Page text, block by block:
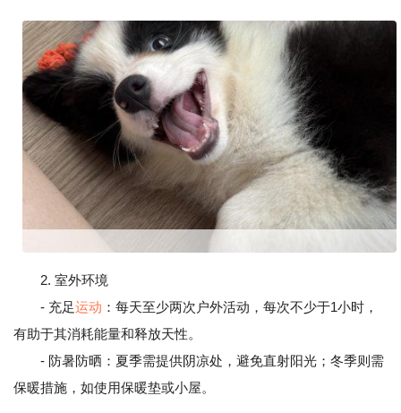
2. 室外环境
- 充足运动 ：每天至少两次户外活动，每次不少于1小时，
有助于其消耗能量和释放天性。
- 防暑防晒：夏季需提供阴凉处，避免直射阳光；冬季则需
保暖措施，如使用保暖垫或小屋。